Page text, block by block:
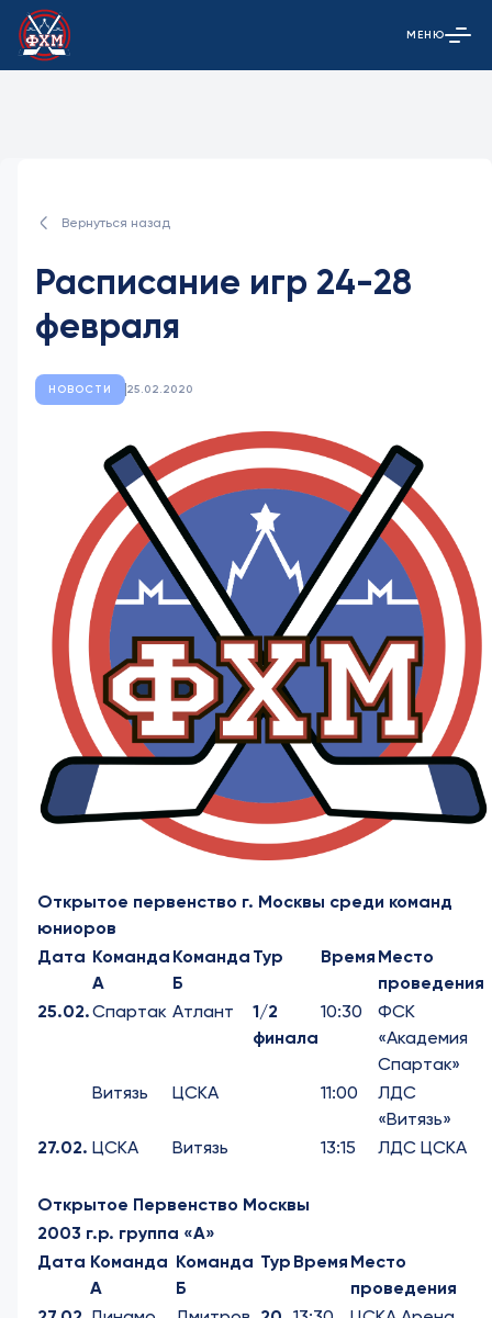
Открыть
МЕНЮ
Вернуться назад
Расписание игр 24-28
февраля
НОВОСТИ 25.02.2020
Открытое первенство г. Москвы среди команд
юниоров
Дата Команда
А
Команда
Б
Тур Время Место
проведения
25.02.Спартак Атлант
1/2
финала
10:30
ФСК
«Академия
Спартак»
Витязь
ЦСКА 11:00
ЛДС
«Витязь»
27.02. ЦСКА Витязь 13:15 ЛДС ЦСКА
Открытое Первенство Москвы
2003 г.р. группа «А»
Дата Команда
А
Команда
Б
Тур Время Место
проведения